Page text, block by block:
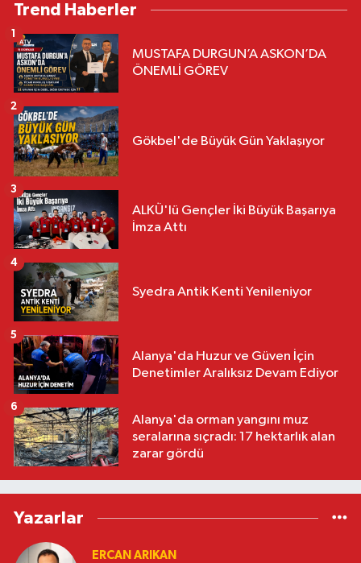
Trend Haberler
MUSTAFA DURGUN’A ASKON’DA
ÖNEMLİ GÖREV
1
Gökbel'de Büyük Gün Yaklaşıyor
2
ALKÜ'lü Gençler İki Büyük Başarıya
İmza Attı
3
Syedra Antik Kenti Yenileniyor
4
Alanya'da Huzur ve Güven İçin
Denetimler Aralıksız Devam Ediyor
5
Alanya'da orman yangını muz
seralarına sıçradı: 17 hektarlık alan
zarar gördü
6
Yazarlar
ERCAN ARIKAN